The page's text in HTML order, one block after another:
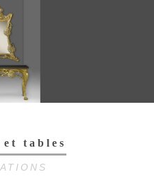
et tables